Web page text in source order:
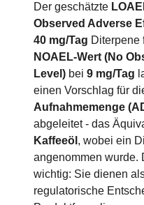
Der geschätzte
Observed Adverse
40 mg/Tag Diterpene
NOAEL-Wert (No
Level) bei 9 mg/Tag
einen Vorschlag für
Aufnahmemenge
abgeleitet - das
Kaffeeöl , wobei ein
angenommen wurde.
wichtig: Sie dienen
regulatorische